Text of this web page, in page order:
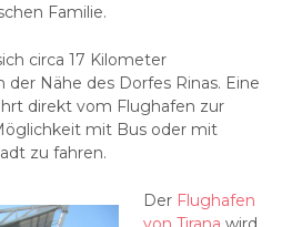
Familie.
circa 17 Kilometer
der Nähe des Dorfes Rinas. Eine
direkt vom Flughafen zur
mit Bus oder mit
zu fahren.
Der Flughafen